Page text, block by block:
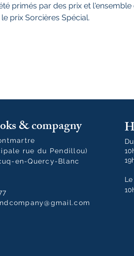
primés par des prix et l'ensemble
prix Sorcières Spécial.
& compagny
rue du Pendillou)
en-Quercy-Blanc